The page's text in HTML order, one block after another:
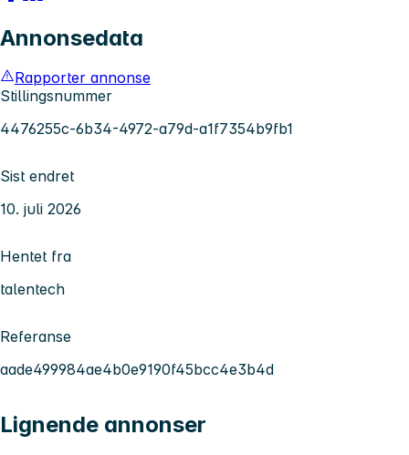
Annonsedata
Rapporter annonse
Stillingsnummer
4476255c-6b34-4972-a79d-a1f7354b9fb1
Sist endret
10. juli 2026
Hentet fra
talentech
Referanse
aade499984ae4b0e9190f45bcc4e3b4d
Lignende annonser